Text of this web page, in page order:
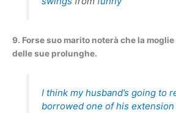
9. Forse suo marito noterà che la
delle sue prolunghe.
I think my husband’s going to
borrowed one of his